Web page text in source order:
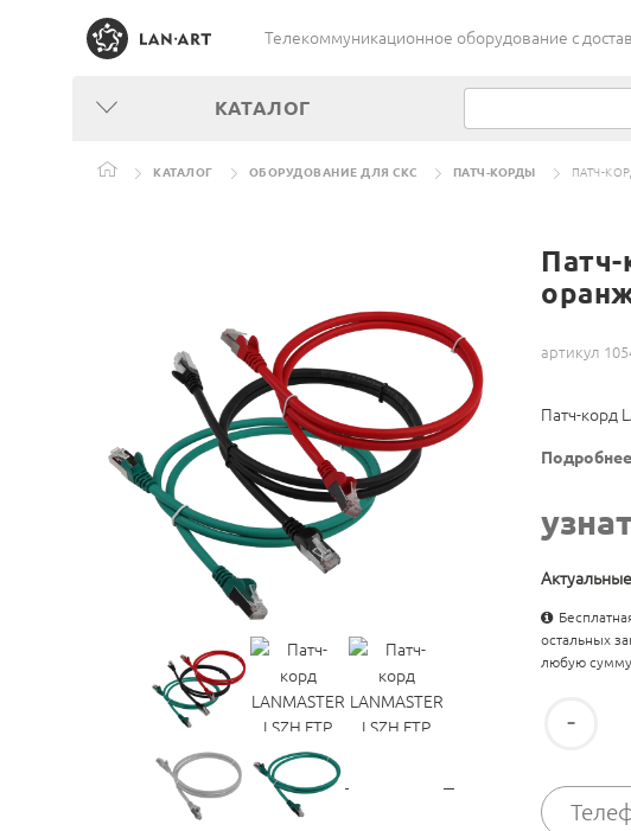
Телекоммуникационное оборудование c
КАТАЛОГ
КАТАЛОГ ОБОРУДОВАНИЕ ДЛЯ СКС ПАТЧ-КОРДЫ ПАТЧ-
Патч-
артикул
Патч-корд
Подробнее
остальных
любую сумму
-